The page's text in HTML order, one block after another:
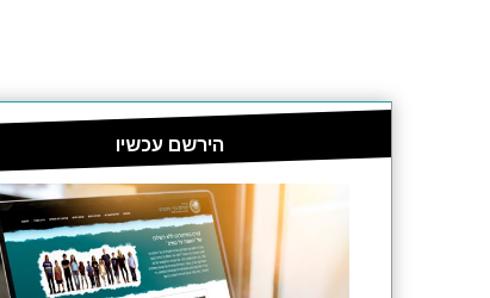
הירשם עכשיו